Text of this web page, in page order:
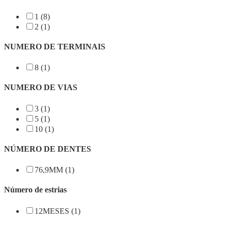
1 (8)
2 (1)
NUMERO DE TERMINAIS
8 (1)
NUMERO DE VIAS
3 (1)
5 (1)
10 (1)
NÚMERO DE DENTES
76,9MM (1)
Número de estrias
12MESES (1)